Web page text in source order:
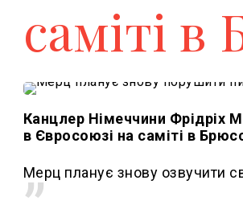
саміті в
Канцлер Німеччини Фрідріх
в Євросоюзі на саміті в
Мерц планує знову озвучити